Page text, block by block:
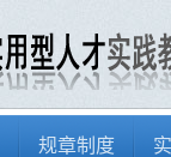
规章制度